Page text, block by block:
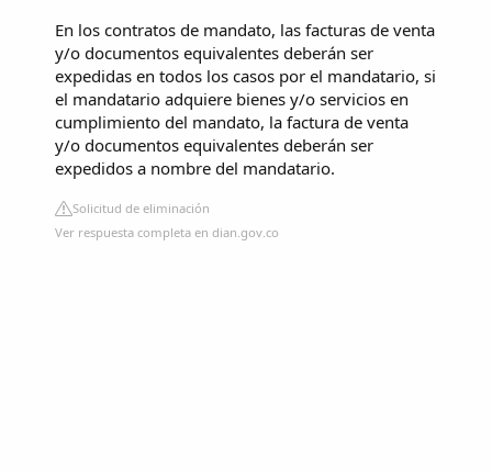
En los contratos de mandato, las facturas de venta
y/o documentos equivalentes deberán ser
expedidas en todos los casos por el mandatario, si
el mandatario adquiere bienes y/o servicios en
cumplimiento del mandato, la factura de venta
y/o documentos equivalentes deberán ser
expedidos a nombre del mandatario.
Solicitud de eliminación
Ver respuesta completa en dian.gov.co